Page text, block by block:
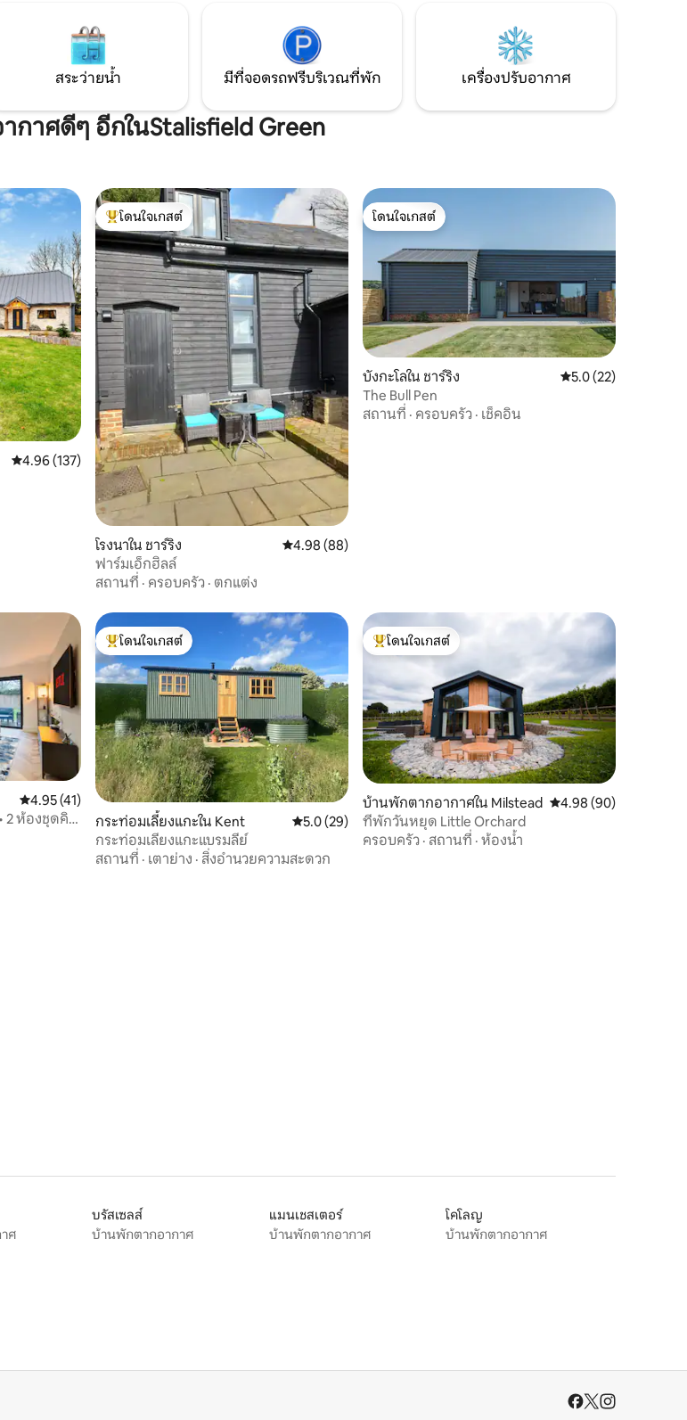
จากที่พักของเรามีเขตรักษาพันธุ์สัตว์
จำพวกแมวขนาดใหญ่และปราสาทลีดส์
สระว่ายน้ำ มีที่จอดรถฟรีบริเวณที่พัก เครื่องปรับอากาศ
าศดีๆ อีกในStalisfield Green
คะแนนเฉลี่ย 4.96 จาก 5, 137 รีวิว
4.96 (137)
โดนใจเกสต์ที่สุด
โดนใจเกสต์
โรงนาใน ชาร์ริง คะแนนเฉลี่ย 4.98 จาก 5, 88 รีวิว
4.98 (88)
ฟาร์มเอ็กฮิลล์
สถานที่ · ครอบครัว · ตกแต่ง
โดนใจเกสต์
โดนใจเกสต์
บังกะโลใน ชาร์ริง คะแนนเฉลี่ย 5.0 จาก
5.0 (22)
The Bull Pen
สถานที่ · ครอบครัว · เช็คอิน
คะแนนเฉลี่ย 4.95 จาก 5, 41 รีวิว
4.95 (41)
2 ห้องชุดคิง
โดนใจเกสต์ที่สุด
โดนใจเกสต์
กระท่อมเลี้ยงแกะใน Kent คะแนนเฉลี่ย 5.0 จาก 5, 29 รีวิว
5.0 (29)
กระท่อมเลี้ยงแกะแบรมลีย์
สถานที่ · เตาย่าง · สิ่งอำนวยความสะดวก
โดนใจเกสต์ที่สุด
โดนใจเกสต์
บ้านพักตากอากาศใน Milstead คะแนนเฉลี่ย 4.98 จาก
4.98 (90)
ที่พักวันหยุด Little Orchard
ครอบครัว · สถานที่ · ห้องน้ำ
ศ
บรัสเซลส์
บ้านพักตากอากาศ
แมนเชสเตอร์
บ้านพักตากอากาศ
โคโลญ
บ้านพักตากอากาศ